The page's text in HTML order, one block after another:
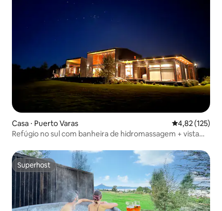
Casa ⋅ Puerto Varas 4,82 de uma
4,82 (125)
Refúgio no sul com banheira de hidromassagem + vista
Superhost
Superhost